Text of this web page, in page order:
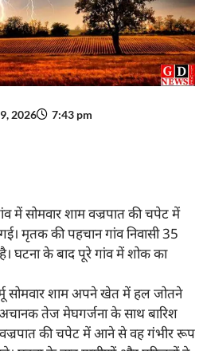
2026 7:43 pm
में सोमवार शाम वज्रपात की चपेट में
मृतक की पहचान गांव निवासी 35
घटना के बाद पूरे गांव में शोक का
सोमवार शाम अपने खेत में हल जोतने
तेज मेघगर्जना के साथ बारिश
की चपेट में आने से वह गंभीर रूप